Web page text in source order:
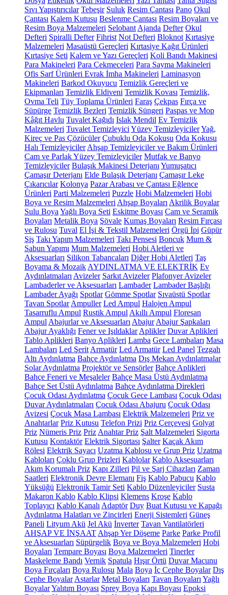
Sıvı Yapıştırıcılar Tebeşir Suluk Resim Çantası Pano Okul
Çantası Kalem Kutusu Beslenme Çantası Resim Boyaları ve
Resim Boya Malzemeleri Selobant Ajanda Defter Okul
Defteri Spiralli Defter Fihrist Not Defteri Bloknot Kırtasiye
Malzemeleri Masaüstü Gereçleri Kırtasiye Kağıt Ürünleri
Kırtasiye Seti Kalem ve Yazı Gereçleri Koli Bandı Makinesi
Para Makineleri Para Çekmeceleri Para Sayma Makineleri
Ofis Sarf Ürünleri Evrak İmha Makineleri Laminasyon
Makineleri Barkod Okuyucu Temizlik Gereçleri ve
Ekipmanları Temizlik Eldiveni Temizlik Kovası Temizlik,
Ovma Teli Tüy Toplama Ürünleri Faraş Çekpas Fırça ve
Süpürge Temizlik Bezleri Temizlik Süngeri Paspas ve Mop
Kâğıt Havlu Tuvalet Kağıdı Islak Mendil Ev Temizlik
Malzemeleri Tuvalet Temizleyici Yüzey TemizleyicilerYağ,
Kireç ve Pas Çözücüler Çubuklu Oda Kokusu Oda Kokusu
Halı Temizleyiciler Ahşap Temizleyiciler ve Bakım Ürünleri
Cam ve Parlak Yüzey Temizleyiciler Mutfak ve Banyo
Temizleyiciler Bulaşık Makinesi Deterjanı Yumuşatıcı
Çamaşır Deterjanı Elde Bulaşık Deterjanı Çamaşır Leke
Çıkarıcılar Kolonya Pazar Arabası ve Çantası Eğlence
Ürünleri Parti Malzemeleri Puzzle Hobi Malzemeleri Hobi
Boya ve Resim Malzemeleri Ahşap Boyaları Akrilik Boyalar
Sulu Boya Yağlı Boya Seti Eskitme Boyası Cam ve Seramik
Boyaları Metalik Boya Şövale Kumaş Boyaları Resim Fırçası
ve Rulosu Tuval El İşi & Tekstil Malzemeleri Örgü İpi Güpür
Şiş Takı Yapım Malzemeleri Takı Pensesi Boncuk Mum &
Sabun Yapımı Mum Malzemeleri Hobi Aletleri ve
Aksesuarları Silikon Tabancaları Diğer Hobi Aletleri Taş
Boyama & Mozaik AYDINLATMA VE ELEKTRİK Ev
Aydınlatmaları Avizeler Sarkıt Avizeler Plafonyer Avizeler
Lambaderler ve Aksesuarları Lambader Lambader Başlığı
Lambader Ayağı Spotlar Gömme Spotlar Sıvaüstü Spotlar
Tavan Spotlar Ampuller Led Ampul Halojen Ampul
Tasarruflu Ampul Rustik Ampul Akıllı Ampul Floresan
Ampul Abajurlar ve Aksesuarları Abajur Abajur Şapkaları
Abajur Ayaklığı Fener ve Işıldaklar Aplikler Duvar Aplikleri
Tablo Aplikleri Banyo Aplikleri Lamba Gece Lambaları Masa
Lambaları Led Şerit Armatür Led Armatür Led Panel Tezgah
Altı Aydınlatma Bahçe Aydınlatma Dış Mekan Aydınlatmalar
Solar Aydınlatma Projektör ve Sensörler Bahçe Aplikleri
Bahçe Feneri ve Meşaleler Bahçe Masa Üstü Aydınlatma
Bahçe Set Üstü Aydınlatma Bahçe Aydınlatma Direkleri
Çocuk Odası Aydınlatma Çocuk Gece Lambası Çocuk Odası
Duvar Aydınlatmaları Çocuk Odası Abajuru Çocuk Odası
Avizesi Çocuk Masa Lambası Elektrik Malzemeleri Priz ve
Anahtarlar Priz Kutusu Telefon Prizi Priz Çerçevesi Golyat
Priz Nümeris Priz Priz Anahtar Priz Şalt Malzemeleri Sigorta
Kutusu Kontaktör Elektrik Sigortası Şalter Kaçak Akım
Rölesi Elektrik Sayacı Uzatma Kablosu ve Grup Priz Uzatma
Kabloları Çoklu Grup Prizleri Kablolar Kablo Aksesuarları
Akım Korumalı Priz Kapı Zilleri Pil ve Şarj Cihazları Zaman
Saatleri Elektronik Devre Elemanı Fiş Kablo Pabucu Kablo
Yüksüğü Elektronik Tamir Seti Kablo Düzenleyiciler Susta
Makaron Kablo Kablo Klipsi Klemens Kroşe Kablo
Toplayıcı Kablo Kanalı Adaptör Duy Buat Kutusu ve Kapağı
Aydınlatma Halatları ve Zincirleri Enerji Sistemleri Güneş
Paneli Lityum Akü Jel Akü İnverter Tavan Vantilatörleri
AHŞAP VE İNŞAAT Ahşap Yer Döşeme Parke Parke Profil
ve Aksesuarları Süpürgelik Boya ve Boya Malzemeleri Hobi
Boyaları Tempare Boyası Boya Malzemeleri Tinerler
Maskeleme Bandı Vernik Spatula Hışır Örtü Duvar Macunu
Boya Fırçaları Boya Rulosu Mala Boya İç Cephe Boyalar Dış
Cephe Boyalar Astarlar Metal Boyaları Tavan Boyaları Yağlı
BoyalarYalıtım Boyası Sprey Boya Kapı Boyası Epoksi